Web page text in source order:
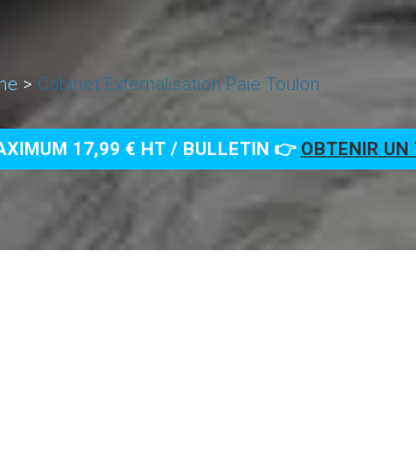
> Cabinet Externalisation Paie Toulon
17,99 € HT / BULLETIN 👉 OBTENIR UN